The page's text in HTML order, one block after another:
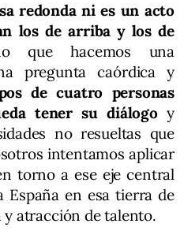
redonda ni es un acto
los de arriba y los de
que hacemos una
pregunta caórdica y
de cuatro personas
tener su diálogoy
no resueltas que
intentamos aplicar
torno a ese eje central
en esa tierra de
atracción de talento.